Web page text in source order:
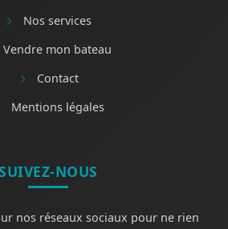
Nos services
Vendre mon bateau
Contact
Mentions légales
NOUS
nos réseaux sociaux pour ne rien